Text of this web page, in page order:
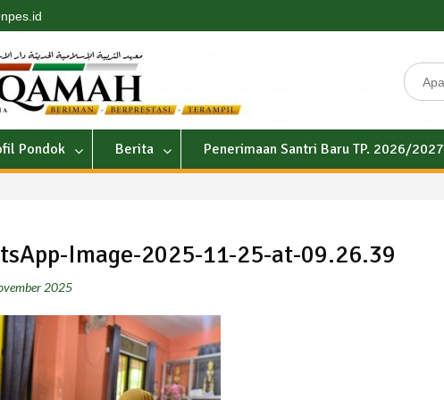
Search
for:
Pondok Berita Penerimaan Santri Baru TP. 2026/2027
Image-2025-11-25-at-09.26.39
2025